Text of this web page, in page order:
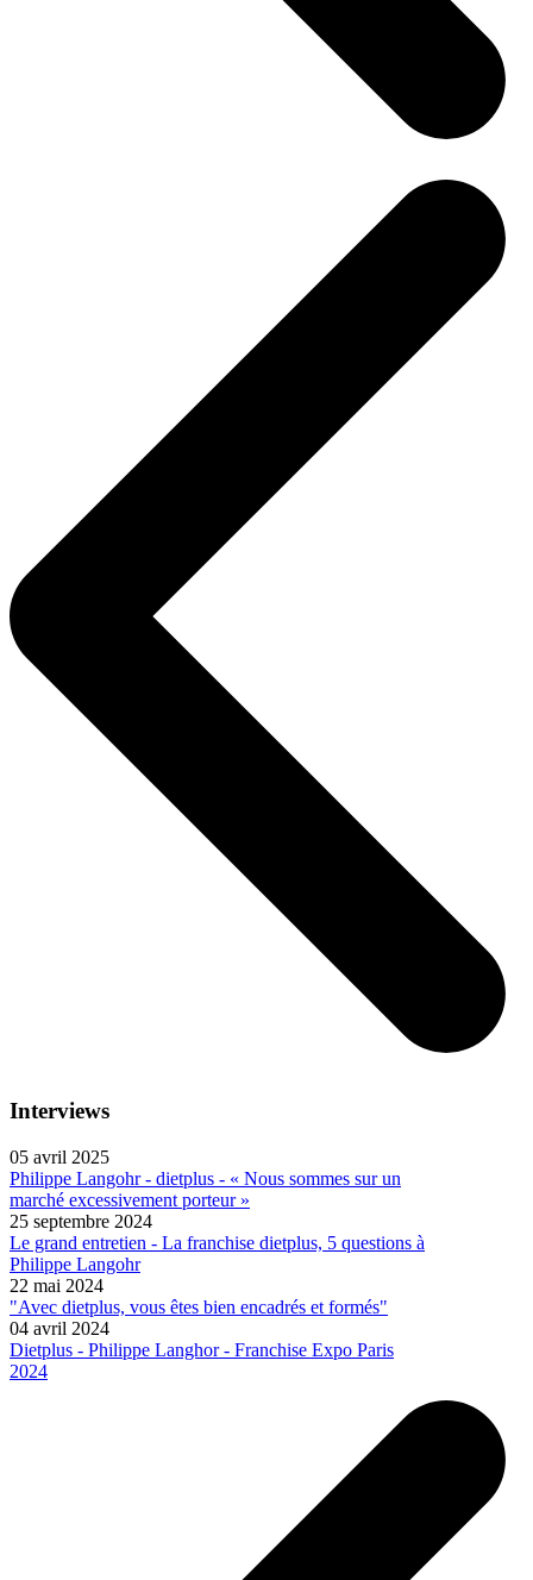
Interviews
05 avril 2025
Philippe Langohr - dietplus - « Nous sommes sur un
marché excessivement porteur »
25 septembre 2024
Le grand entretien - La franchise dietplus, 5 questions à
Philippe Langohr
22 mai 2024
"Avec dietplus, vous êtes bien encadrés et formés"
04 avril 2024
Dietplus - Philippe Langhor - Franchise Expo Paris
2024